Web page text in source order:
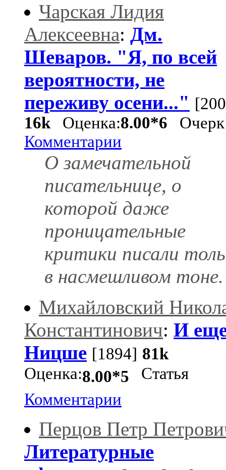
Чарская Лидия
Алексеевна: Дм.
Шеваров. "Я, по всей
вероятности, не
переживу осени..."
16kОценка:8.00*6 Очерк
Комментарии
О замечательной
писательнице, о
которой даже
проницательные
критики писали
в насмешливом тоне.
Михайловский
Константинович: И
Ницше [1894] 81k
Оценка:8.00*5 Статья
Комментарии
Перцов Петр
Литературные